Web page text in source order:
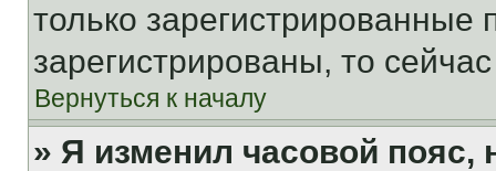
только
зарегистрированы, то
Вернуться к началу
» Я изменил часовой пояс,